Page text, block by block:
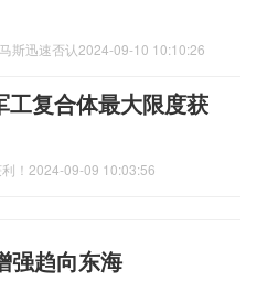
斯迅速否认2024-09-10 10:10:26
复合体最大限度获
！ 2024-09-09 10:03:56
强趋向东海